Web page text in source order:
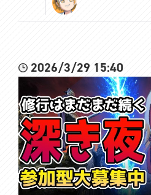
2026/3/29 15:40